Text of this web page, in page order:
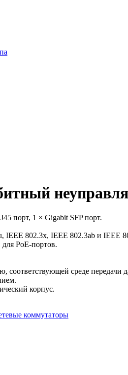
порт, 1 × Gigabit SFP порт.
IEEE 802.3x, IEEE 802.3ab и IEEE
PoE-портов.
соответствующей среде
корпус.
коммутаторы